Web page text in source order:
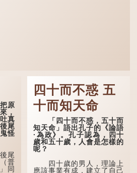
原
，
真
尾
怪
尾
普
同
四十而不惑 五
十而知天命
「四十而不惑，五十而
知天命」語出孔子的《論語
·為政》。孔子認為，四十
歲和五十歲，人會是怎樣的
呢？
四十歲的男人，理論上
應該事業有成，建立了自己